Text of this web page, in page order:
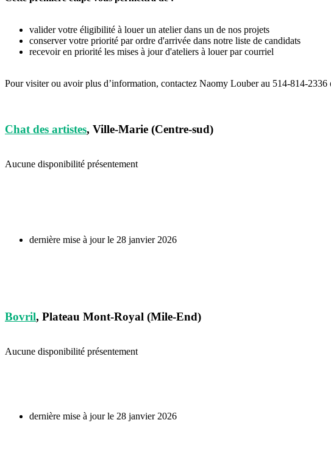
valider votre éligibilité à louer un atelier dans un de nos projets
conserver votre priorité par ordre d'arrivée dans notre liste de candidats
recevoir en priorité les mises à jour d'ateliers à louer par courriel
Pour visiter ou avoir plus d’information, contactez Naomy Louber au 514-814-2336
Chat des artistes, Ville-Marie (Centre-sud)
Aucune disponibilité présentement
dernière mise à jour le 28 janvier 2026
Bovril, Plateau Mont-Royal (Mile-End)
Aucune disponibilité présentement
dernière mise à jour le 28 janvier 2026